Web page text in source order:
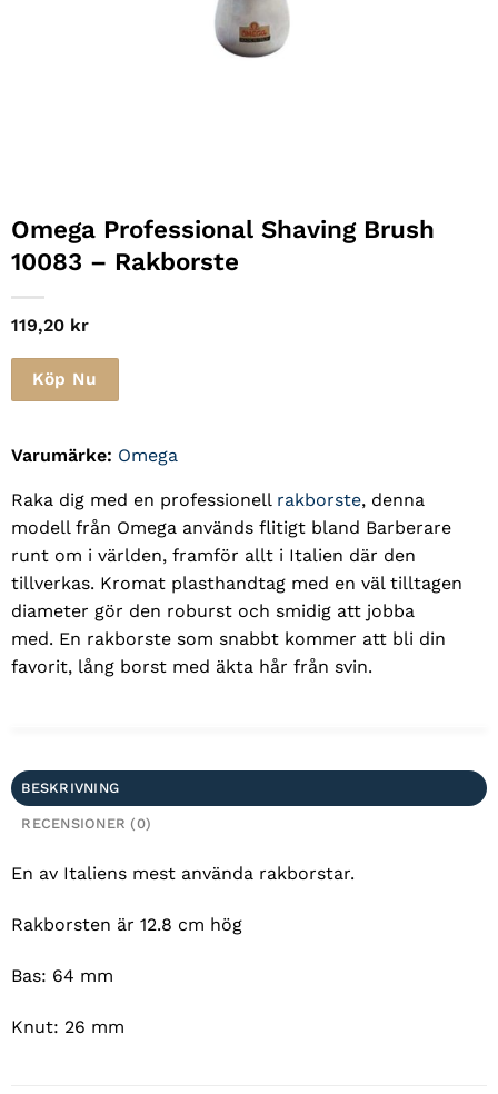
Omega Professional Shaving Brush
10083 – Rakborste
119,20 kr
Köp Nu
Varumärke: Omega
Raka dig med en professionell rakborste, denna
modell från Omega används flitigt bland Barberare
runt om i världen, framför allt i Italien där den
tillverkas. Kromat plasthandtag med en väl tilltagen
diameter gör den roburst och smidig att jobba
med. En rakborste som snabbt kommer att bli din
favorit, lång borst med äkta hår från svin.
BESKRIVNING
RECENSIONER (0)
En av Italiens mest använda rakborstar.
Rakborsten är 12.8 cm hög
Bas: 64 mm
Knut: 26 mm